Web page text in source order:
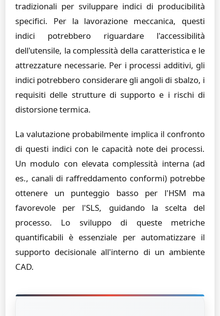
tradizionali per sviluppare indici di producibilità
specifici. Per la lavorazione meccanica, questi
indici potrebbero riguardare l'accessibilità
dell'utensile, la complessità della caratteristica e le
attrezzature necessarie. Per i processi additivi, gli
indici potrebbero considerare gli angoli di sbalzo, i
requisiti delle strutture di supporto e i rischi di
distorsione termica.
La valutazione probabilmente implica il confronto
di questi indici con le capacità note dei processi.
Un modulo con elevata complessità interna (ad
es., canali di raffreddamento conformi) potrebbe
ottenere un punteggio basso per l'HSM ma
favorevole per l'SLS, guidando la scelta del
processo. Lo sviluppo di queste metriche
quantificabili è essenziale per automatizzare il
supporto decisionale all'interno di un ambiente
CAD.